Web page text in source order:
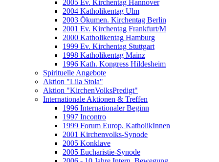
2005 Ev. Kirchentag Hannover
2004 Katholikentag Ulm
2003 Ökumen. Kirchentag Berlin
2001 Ev. Kirchentag Frankfurt/M
2000 Katholikentag Hamburg
1999 Ev. Kirchentag Stuttgart
1998 Katholikentag Mainz
1996 Kath. Kongress Hildesheim
Spirituelle Angebote
Aktion "Lila Stola"
Aktion "KirchenVolksPredigt"
Internationale Aktionen & Treffen
1996 Internationaler Beginn
1997 Incontro
1999 Forum Europ. KatholikInnen
2001 Kirchenvolks-Synode
2005 Konklave
2005 Eucharistie-Synode